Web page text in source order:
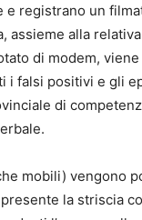
e registrano un
alla
di modem,
i falsi positivi e gli
di
mobili) vengono
la striscia